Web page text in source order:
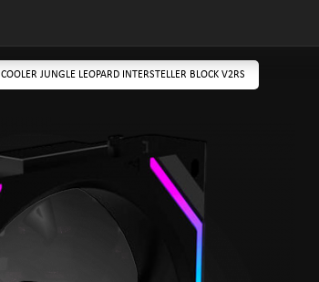
COOLER JUNGLE LEOPARD INTERSTELLER BLOCK V2RS